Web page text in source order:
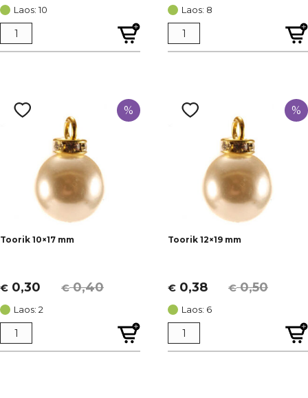
hind
oli:
€ 1,09.
price
is:
€ 0,82.
Laos: 10
hind
oli:
€ 0,72.
price
is:
€ 0,54.
Laos: 8
%
Toorik 10×17 mm
€0,40
Algne
hind
oli:
€ 0,40.
€ 0,30
Current
price
is:
€ 0,30.
Laos: 2
%
Toorik 12×19 mm
€0,50
Algne
hind
oli:
€ 0,50.
€ 0,38
Current
price
is:
€ 0,38.
Laos: 6